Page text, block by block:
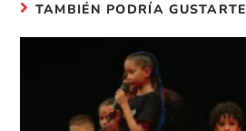
TAMBIÉN PODRÍA GUSTARTE